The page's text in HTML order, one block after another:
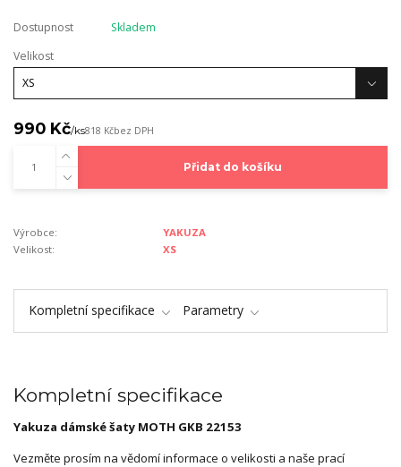
Dostupnost
Skladem
Velikost
990 Kč/ks818 Kčbez DPH
Přidat do košíku
Výrobce:
YAKUZA
Velikost:
XS
Kompletní specifikace Parametry
Kompletní specifikace
Yakuza dámské šaty MOTH GKB 22153
Vezměte prosím na vědomí informace o velikosti a naše prací